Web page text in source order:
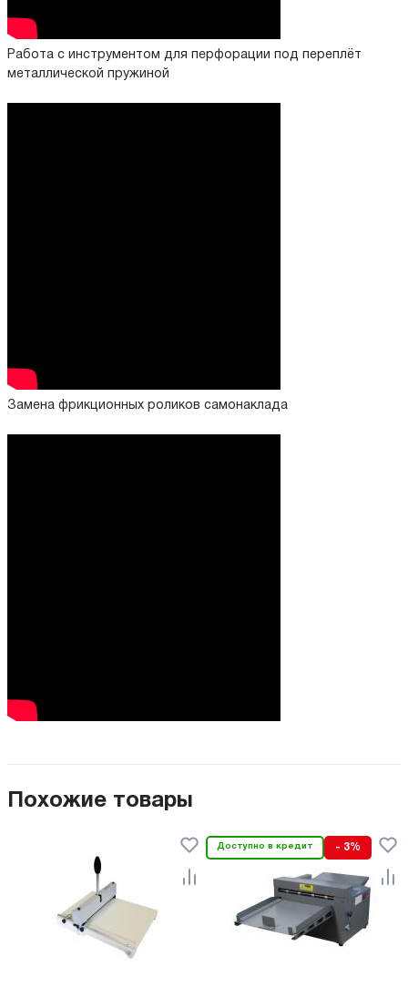
Работа с инструментом для перфорации под переплёт
металлической пружиной
Замена фрикционных роликов самонаклада
Похожие товары
Доступно в кредит - 3%